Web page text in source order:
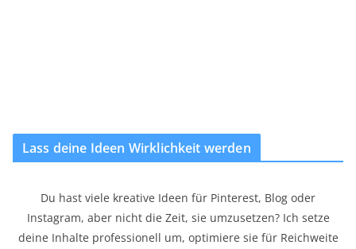
Lass deine Ideen Wirklichkeit werden
Du hast viele kreative Ideen für Pinterest, Blog oder
Instagram, aber nicht die Zeit, sie umzusetzen? Ich setze
deine Inhalte professionell um, optimiere sie für Reichweite